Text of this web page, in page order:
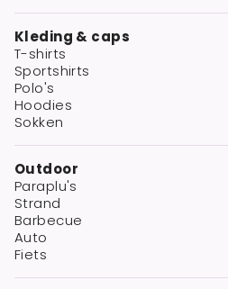
Kleding & caps
T-shirts
Sportshirts
Polo's
Hoodies
Sokken
Outdoor
Paraplu's
Strand
Barbecue
Auto
Fiets